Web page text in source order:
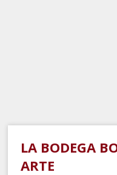
LA BODEGA
ARTE